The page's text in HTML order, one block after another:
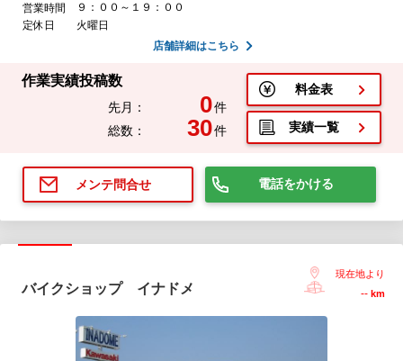
営業時間
９：００～１９：００
定休日
火曜日
店舗詳細はこちら
作業実績投稿数
先月： 0件
総数：
30件
料金表
実績一覧
メンテ問合せ 電話をかける
バイクショップ イナドメ
現在地より
-- km